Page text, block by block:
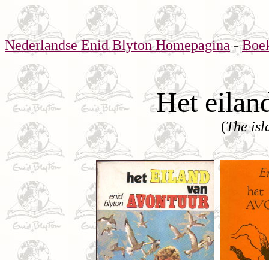
Nederlandse Enid Blyton Homepagina-
Het
(The